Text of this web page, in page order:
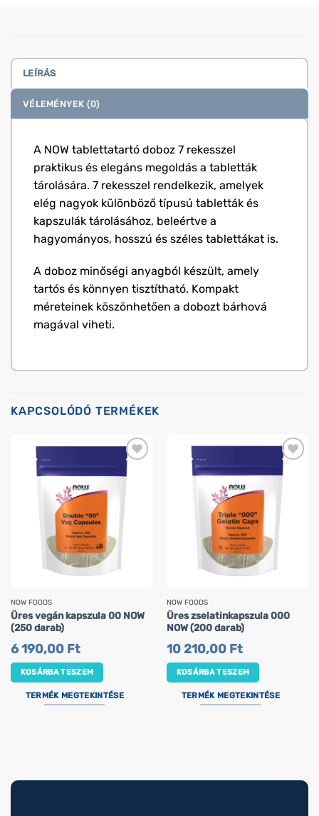
LEÍRÁS
VÉLEMÉNYEK (0)
A NOW tablettatartó doboz 7 rekesszel
praktikus és elegáns megoldás a tabletták
tárolására. 7 rekesszel rendelkezik, amelyek
elég nagyok különböző típusú tabletták és
kapszulák tárolásához, beleértve a
hagyományos, hosszú és széles tablettákat is.
A doboz minőségi anyagból készült, amely
tartós és könnyen tisztítható. Kompakt
méreteinek köszönhetően a dobozt bárhová
magával viheti.
KAPCSOLÓDÓ TERMÉKEK
NOW FOODS
Üres vegán kapszula 00 NOW
(250 darab)
6 190,00 Ft
KOSÁRBA TESZEM
TERMÉK MEGTEKINTÉSE
NOW FOODS
Üres zselatinkapszula 000
NOW (200 darab)
10 210,00 Ft
KOSÁRBA TESZEM
TERMÉK MEGTEKINTÉSE